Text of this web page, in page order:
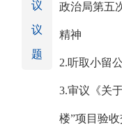
议
议
题
政治局第五
精神
2.听取小留
3.审议《关
楼”项目验收